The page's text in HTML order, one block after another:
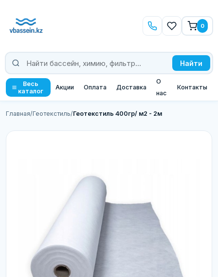
Найти
0
Весь
каталог
Акции Оплата Доставка
О
нас
Контакты
Главная/Геотекстиль/Геотекстиль 400гр/ м2 - 2м